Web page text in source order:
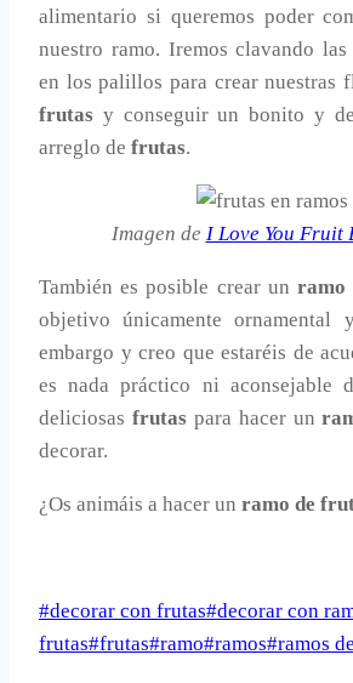
alimentario si queremos poder
nuestro ramo. Iremos clavando las
en los palillos para crear nuestras
frutas y conseguir un bonito y
arreglo de frutas.
Imagen de I Love You Fruit
También es posible crear unramo
objetivo únicamente ornamental
embargo y creo que estaréis de
es nada práctico ni aconsejable
deliciosas frutaspara hacer un
decorar.
¿Os animáis a hacer un ramo de
Etiquetas
de
#decorar con frutas#decorar con
frutas#frutas#ramo#ramos#ramos